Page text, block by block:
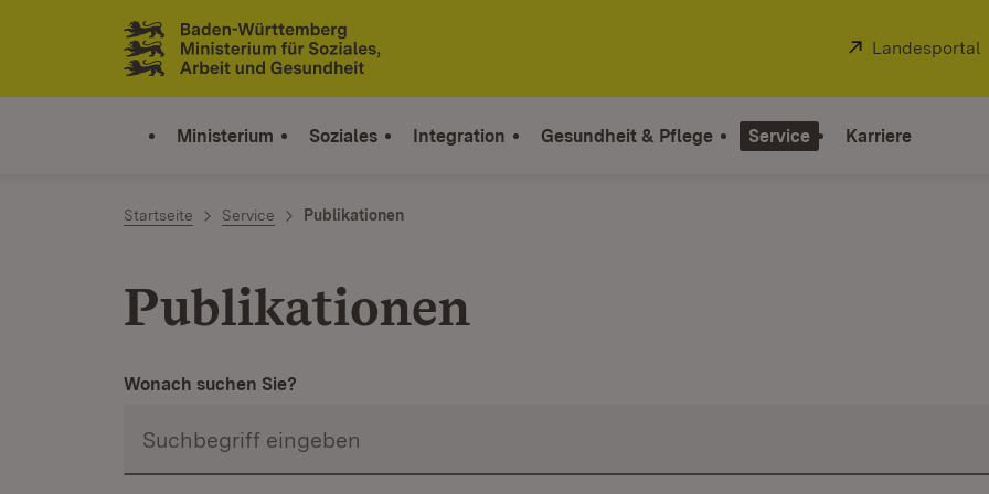
Zum Inhalt springen
Link zur Startseite
Extern:
Landesportal
Ministerium Soziales Integration Gesundheit & Pflege Service Karriere
Startseite Service Publikationen
Publikationen
Wonach suchen Sie?